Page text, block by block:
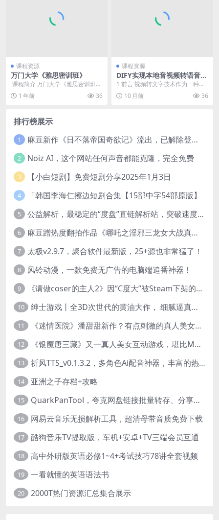
课程资源
万门大学《雅思密训班》
​ 课程简介 万门大学《雅思密训班》
包括口语、听力、写作、阅读四门
课程，根据多年...
1 年前 36
课程资源
DIFY实现本地音视频转语音及
文字的工作流
1 前言 视频转文字技术作为一种高
效的信息转化工具，核心是依托语
音识别（ASR）...
10 月前 36
排行榜展示
1 麻豆新作《日不落帝国奇欲记》流出，已解除登录验证！
2 Noiz AI，这个网站任何声音都能克隆，完全免费
3 【小白短剧】免费短剧分享2025年1月3日
4 「韩国李海仁擦边短剧合集【15部中字54部原版】
5 公益解析，最稳定的“度盘”直链解析站，突破速度限制
6 麻豆蹭热度翻拍作品《哪吒之淫邪三龙女大战真阳魔童》 已上线
7 太极v2.9.7，聚合软件最新版，25+源也非常猛了！
8 风铃动漫，一款免费无广告的电脑端追番神器！
9 《请做coser的主人2》因“C度大”被Steam下架的真人美女互动游戏！
10 绅士游戏丨全3D次世代的黄油大作， 细腻逼真的双人互动狂想曲！
11 《迷情医院》潘甜甜新作？有点刺激的真人美女互动游戏
12 《银魔唐三藏》又一真人美女互动游戏，堪比M豆！
13 祈风TTS_v0.1.3.2，多角色Ai配音神器，丰富的热门音色
14 亚洲之子存档+攻略
15 QuarkPanTool，夸克网盘链接批量转存、分享和下载工具
16 网易云音乐无损解析工具，超清母带音质免费下载
17 酷狗音乐TV提取版，车机+安卓+TV三端会员互通
18 高中外研版英语必修1~4+考试技巧78讲全套视频
19 一看就懂的英语语法书
20 2000T热门资源汇总集合展示